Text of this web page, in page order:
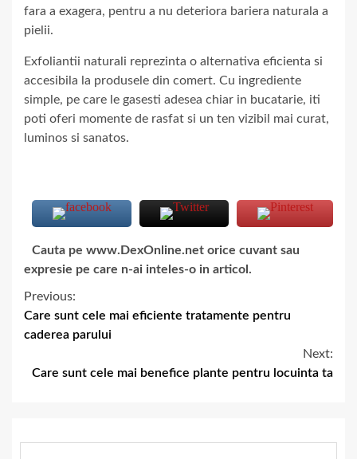
fara a exagera, pentru a nu deteriora bariera naturala a
pielii.
Exfoliantii naturali reprezinta o alternativa eficienta si
accesibila la produsele din comert. Cu ingrediente
simple, pe care le gasesti adesea chiar in bucatarie, iti
poti oferi momente de rasfat si un ten vizibil mai curat,
luminos si sanatos.
Cauta pe www.DexOnline.net orice cuvant sau
expresie pe care n-ai inteles-o in articol.
Previous:
Care sunt cele mai eficiente tratamente pentru
caderea parului
Next:
Care sunt cele mai benefice plante pentru locuinta ta